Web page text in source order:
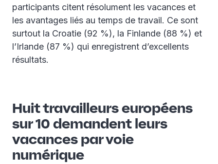
participants citent résolument les vacances et
les avantages liés au temps de travail. Ce sont
surtout la Croatie (92 %), la Finlande (88 %) et
l’Irlande (87 %) qui enregistrent d’excellents
résultats.
Huit travailleurs européens
sur 10 demandent leurs
vacances par voie
numérique